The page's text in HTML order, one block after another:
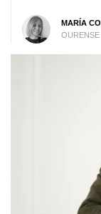
MARÍA
OURENSE